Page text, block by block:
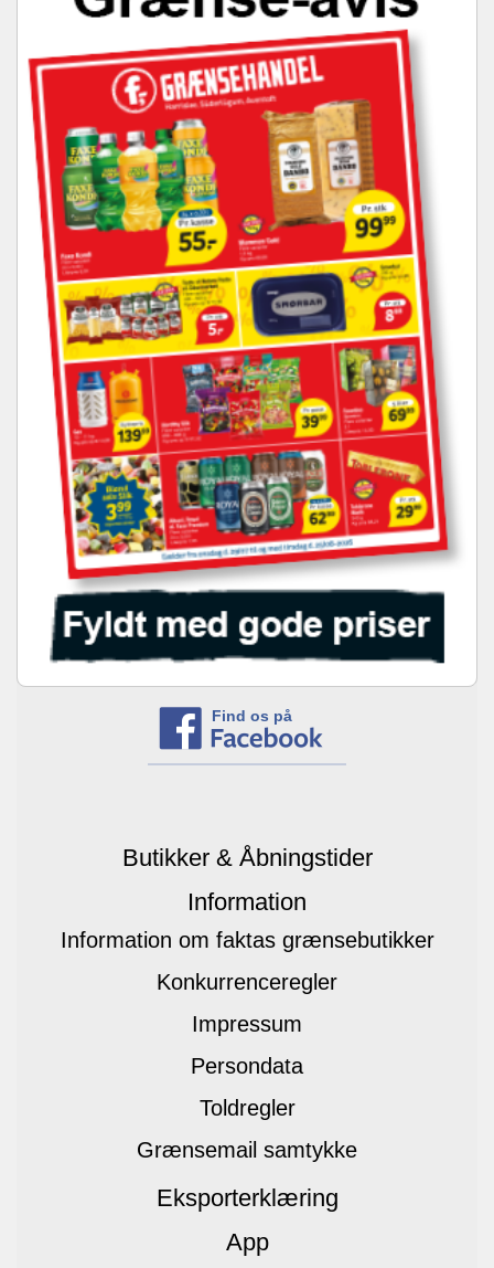
Find os på
Butikker & Åbningstider
Information
Information om faktas grænsebutikker
Konkurrenceregler
Impressum
Persondata
Toldregler
Grænsemail samtykke
Eksporterklæring
App